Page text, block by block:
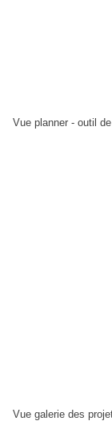
Vue planner - outil
Vue galerie des